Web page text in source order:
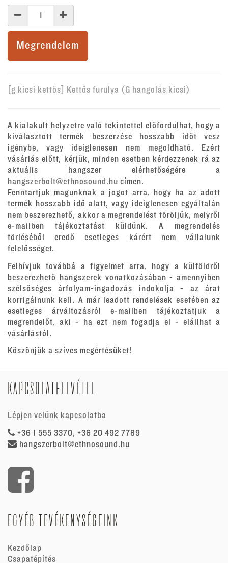
Megrendelem
[g kicsi kettős] Kettős furulya (G hangolás kicsi)
A kialakult helyzetre való tekintettel előfordulhat, hogy a
kiválasztott termék beszerzése hosszabb időt vesz
igénybe, vagy ideiglenesen nem megoldható. Ezért
vásárlás előtt, kérjük, minden esetben kérdezzenek rá az
aktuális hangszer elérhetőségére a
hangszerbolt@ethnosound.hu címen.
Fenntartjuk magunknak a jogot arra, hogy ha az adott
termék hosszabb idő alatt, vagy ideiglenesen egyáltalán
nem beszerezhető, akkor a megrendelést töröljük, melyről
e-mailben tájékoztatást küldünk. A megrendelés
törléséből eredő esetleges kárért nem vállalunk
felelősséget.
Felhívjuk továbbá a figyelmet arra, hogy a külföldről
beszerezhető hangszerek vonatkozásában - amennyiben
szélsőséges árfolyam-ingadozás indokolja - az árat
korrigálnunk kell. A már leadott rendelések esetében az
esetleges árváltozásról e-mailben tájékoztatjuk a
megrendelőt, aki - ha ezt nem fogadja el - elállhat a
vásárlástól.
Köszönjük a szíves megértésüket!
KAPCSOLATFELVÉTEL
Lépjen velünk kapcsolatba
+36 1 555 3370, +36 20 492 7789
hangszerbolt@ethnosound.hu
EGYÉB TEVÉKENYSÉGEINK
Kezdőlap
Csapatépítés